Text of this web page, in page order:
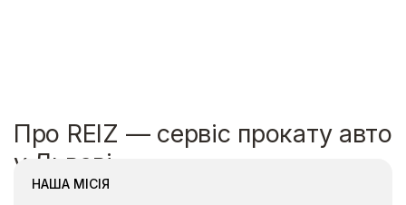
Про REIZ — сервіс прокату авто
у Львові
НАША МІСІЯ